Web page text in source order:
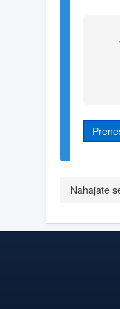
Nahajate